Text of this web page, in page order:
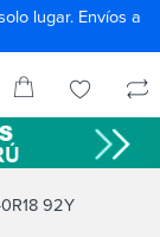
lugar. Envíos a
92Y